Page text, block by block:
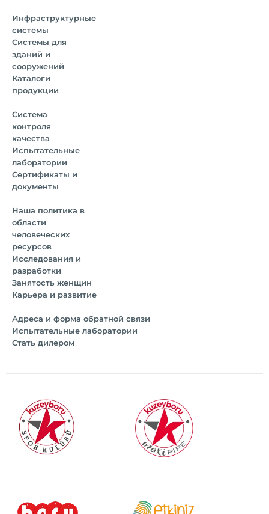
Инфраструктурные
системы
Системы для
зданий и
сооружений
Каталоги
продукции
Система
контроля
качества
Испытательные
лаборатории
Сертификаты и
документы
Наша политика в
области
человеческих
ресурсов
Исследования и
разработки
Занятость женщин
Карьера и развитие
Адреса и форма обратной связи
Испытательные лаборатории
Стать дилером